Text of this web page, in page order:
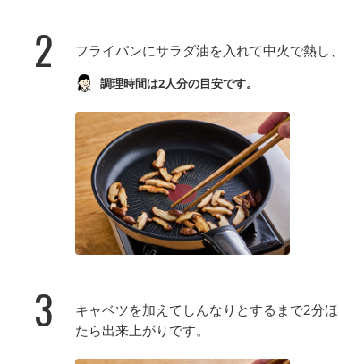
2 フライパンにサラダ油を入れて中火で熱し
調理時間は2人分の目安です。
3
キャベツを加えてしんなりとするまで2分
たら出来上がりです。